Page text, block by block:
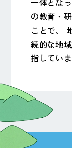
一体となっ
の教育・
ことで、
続的な地
指していま